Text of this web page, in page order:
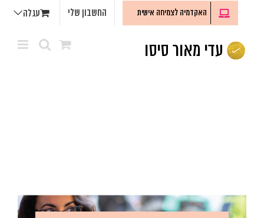
האקדמיה לצמיחה אישית החשבון שלי עגלה